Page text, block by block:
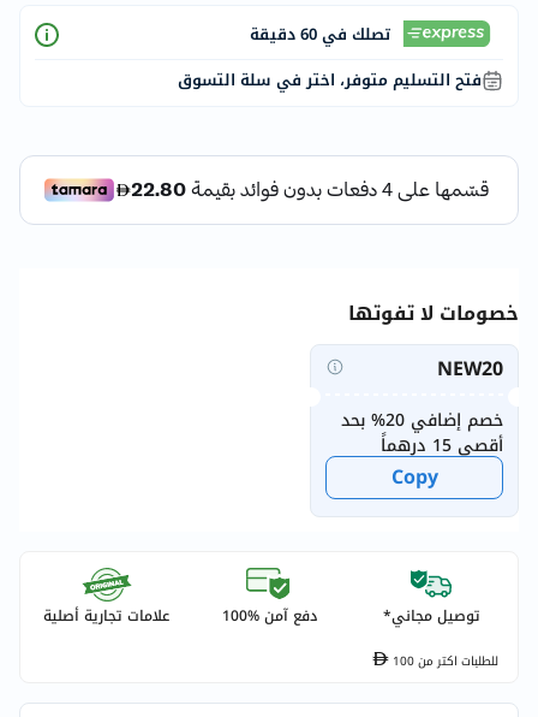
تصلك في 60 دقيقة
فتح التسليم متوفر، اختر في سلة التسوق
خصومات لا تفوتها
NEW20
خصم إضافي 20% بحد
أقصى 15 درهماً
Copy
توصيل مجاني* دفع آمن %100 علامات تجارية أصلية
للطلبات اكتر من100